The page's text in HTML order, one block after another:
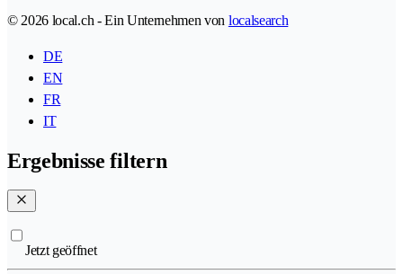
© 2026 local.ch - Ein Unternehmen von localsearch
DE
EN
FR
IT
Ergebnisse filtern
Jetzt geöffnet